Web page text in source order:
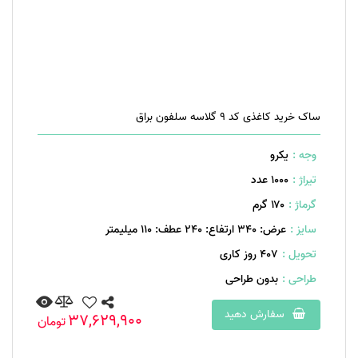
ساک خرید کاغذی کد 9 گلاسه سلفون براق
وجه : یکرو
تیراژ : 1000 عدد
گرماژ : ۱۷۰ گرم
سایز : عرض: 340 ارتفاع: 240 عطف: 110 میلیمتر
تحویل : 407 روز کاری
طراحی : بدون طراحی
سفارش دهید
37,629,900تومان